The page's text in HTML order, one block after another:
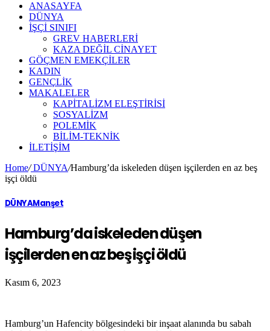
ANASAYFA
DÜNYA
İŞÇİ SINIFI
GREV HABERLERİ
KAZA DEĞİL CİNAYET
GÖÇMEN EMEKÇİLER
KADIN
GENÇLİK
MAKALELER
KAPİTALİZM ELEŞTİRİSİ
SOSYALİZM
POLEMİK
BİLİM-TEKNİK
ILETIŞIM
Home/DÜNYA/Hamburg’da iskeleden düşen işçilerden en az beş
işçi öldü
DÜNYAManşet
Hamburg’da iskeleden düşen
işçilerden en az beş işçi öldü
Kasım 6, 2023
Hamburg’un Hafencity bölgesindeki bir inşaat alanında bu sabah